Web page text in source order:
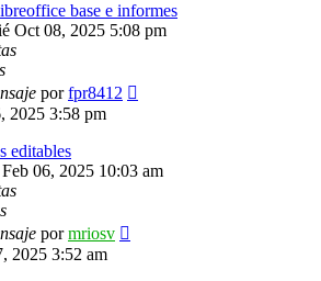
base e informes
Oct 08, 2025 5:08 pm
porfpr8412
2025 3:58 pm
editables
Feb 06, 2025 10:03 am
pormriosv
2025 3:52 am